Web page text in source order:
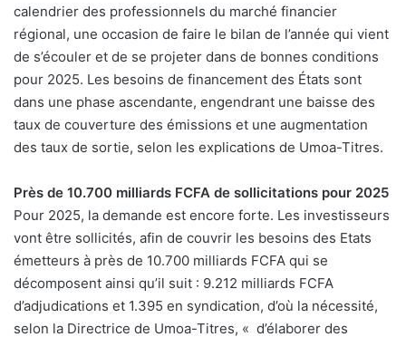
calendrier des professionnels du marché financier
régional, une occasion de faire le bilan de l’année qui vient
de s’écouler et de se projeter dans de bonnes conditions
pour 2025. Les besoins de financement des États sont
dans une phase ascendante, engendrant une baisse des
taux de couverture des émissions et une augmentation
des taux de sortie, selon les explications de Umoa-Titres.
Près de 10.700 milliards FCFA de sollicitations pour 2025
Pour 2025, la demande est encore forte. Les investisseurs
vont être sollicités, afin de couvrir les besoins des Etats
émetteurs à près de 10.700 milliards FCFA qui se
décomposent ainsi qu’il suit : 9.212 milliards FCFA
d’adjudications et 1.395 en syndication, d’où la nécessité,
selon la Directrice de Umoa-Titres, « d’élaborer des